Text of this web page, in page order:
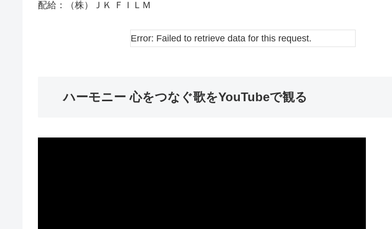
配給：（株）ＪＫ ＦＩＬＭ
Error: Failed to retrieve data for this request.
ハーモニー 心をつなぐ歌をYouTubeで観る